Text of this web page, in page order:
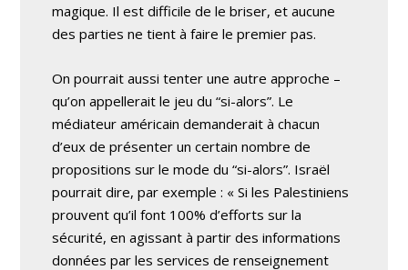
magique. Il est difficile de le briser, et aucune
des parties ne tient à faire le premier pas.
On pourrait aussi tenter une autre approche –
qu’on appellerait le jeu du “si-alors”. Le
médiateur américain demanderait à chacun
d’eux de présenter un certain nombre de
propositions sur le mode du “si-alors”. Israël
pourrait dire, par exemple : « Si les Palestiniens
prouvent qu’il font 100% d’efforts sur la
sécurité, en agissant à partir des informations
données par les services de renseignement